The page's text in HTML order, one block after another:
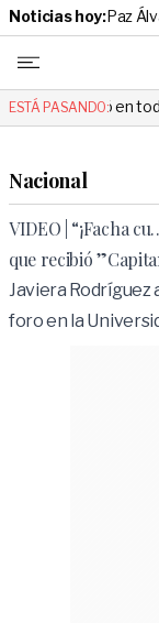
Noticias hoy:Paz
ESTÁ PASANDO:
todos los diarios de
Nacional
VIDEO | “¡Facha
que recibió
Javiera
foro en la